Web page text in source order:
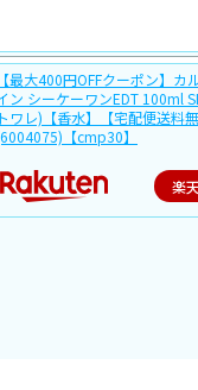
【最大400円OFFクーポン】カ
ン シーケーワンEDT 100ml
トワレ)【香水】【宅配便送料
【cmp30】
楽